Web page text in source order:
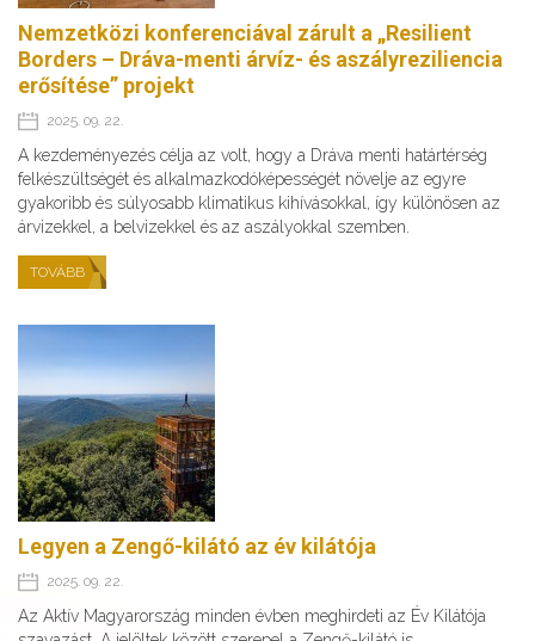
Nemzetközi konferenciával zárult a „Resilient
Borders – Dráva-menti árvíz- és aszályreziliencia
erősítése” projekt
2025. 09. 22.
A kezdeményezés célja az volt, hogy a Dráva menti határtérség
felkészültségét és alkalmazkodóképességét növelje az egyre
gyakoribb és súlyosabb klimatikus kihívásokkal, így különösen az
árvizekkel, a belvizekkel és az aszályokkal szemben.
TOVÁBB
Legyen a Zengő-kilátó az év kilátója
2025. 09. 22.
Az Aktív Magyarország minden évben meghirdeti az Év Kilátója